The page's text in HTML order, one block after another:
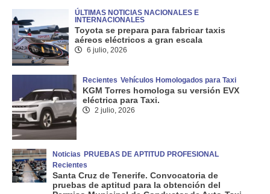
ÚLTIMAS NOTICIAS NACIONALES E
INTERNACIONALES
Toyota se prepara para fabricar taxis
aéreos eléctricos a gran escala
6 julio, 2026
Recientes Vehículos Homologados para Taxi
KGM Torres homologa su versión EVX
eléctrica para Taxi.
2 julio, 2026
Noticias PRUEBAS DE APTITUD PROFESIONAL
Recientes
Santa Cruz de Tenerife. Convocatoria de
pruebas de aptitud para la obtención del